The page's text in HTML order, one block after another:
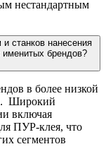
нестандартным
станков нанесения
брендов?
в более низкой
Широкий
включая
ПУР-клея, что
сегментов